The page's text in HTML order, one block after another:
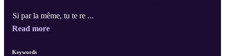
Si par la même, tu te re ...
Read more
Keywords